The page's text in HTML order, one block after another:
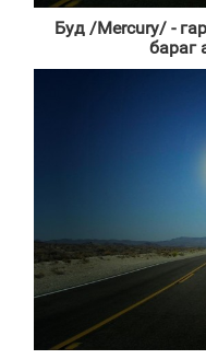
Буд /Mercury/ -
бараг